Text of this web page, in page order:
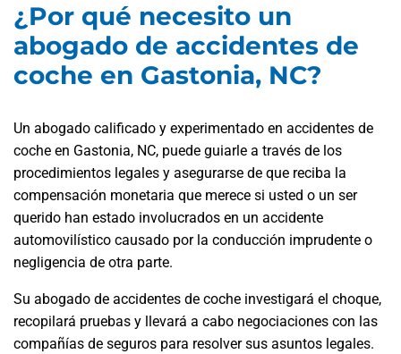
¿Por qué necesito un
abogado de accidentes de
coche en Gastonia, NC?
Un abogado calificado y experimentado en accidentes de
coche en Gastonia, NC, puede guiarle a través de los
procedimientos legales y asegurarse de que reciba la
compensación monetaria que merece si usted o un ser
querido han estado involucrados en un accidente
automovilístico causado por la conducción imprudente o
negligencia de otra parte.
Su abogado de accidentes de coche investigará el choque,
recopilará pruebas y llevará a cabo negociaciones con las
compañías de seguros para resolver sus asuntos legales.